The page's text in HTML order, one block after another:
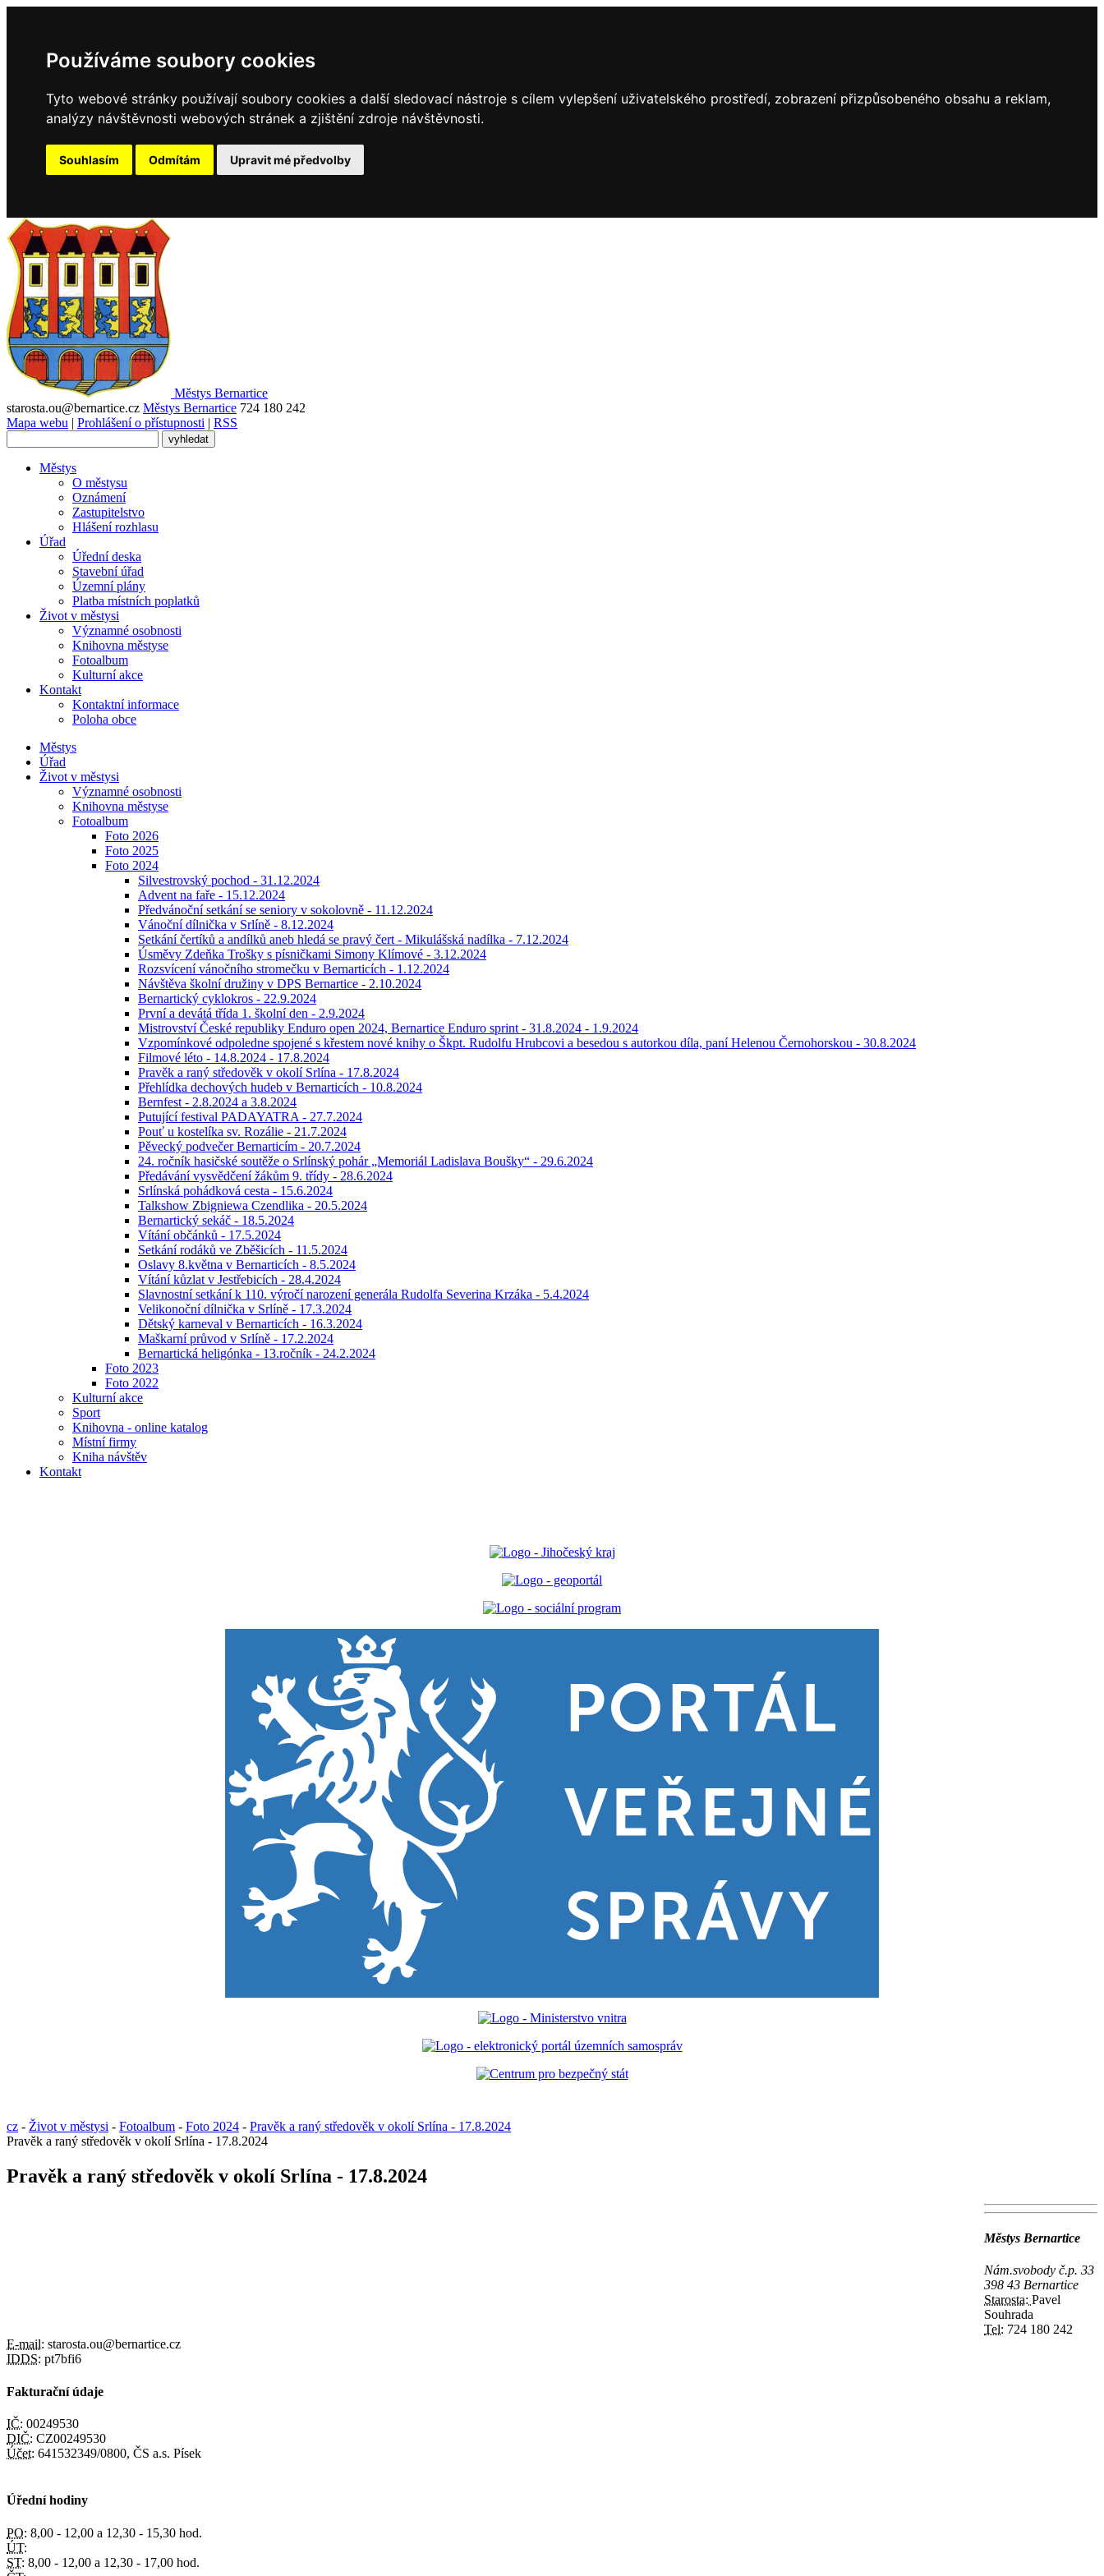
Používáme soubory cookies
Tyto webové stránky používají soubory cookies a další sledovací nástroje s cílem vylepšení uživatelského prostředí, zobrazení přizpůsobeného obsahu a reklam,
analýzy návštěvnosti webových stránek a zjištění zdroje návštěvnosti.
Souhlasím Odmítám Upravit mé předvolby
Městys Bernartice
starosta.ou@bernartice.cz Městys Bernartice 724 180 242
Mapa webu | Prohlášení o přístupnosti | RSS
Městys
O městysu
Oznámení
Zastupitelstvo
Hlášení rozhlasu
Úřad
Úřední deska
Stavební úřad
Územní plány
Platba místních poplatků
Život v městysi
Významné osobnosti
Knihovna městyse
Fotoalbum
Kulturní akce
Kontakt
Kontaktní informace
Poloha obce
Městys
Úřad
Život v městysi
Významné osobnosti
Knihovna městyse
Fotoalbum
Foto 2026
Foto 2025
Foto 2024
Silvestrovský pochod - 31.12.2024
Advent na faře - 15.12.2024
Předvánoční setkání se seniory v sokolovně - 11.12.2024
Vánoční dílnička v Srlíně - 8.12.2024
Setkání čertíků a andílků aneb hledá se pravý čert - Mikulášská nadílka - 7.12.2024
Úsměvy Zdeňka Trošky s písničkami Simony Klímové - 3.12.2024
Rozsvícení vánočního stromečku v Bernarticích - 1.12.2024
Návštěva školní družiny v DPS Bernartice - 2.10.2024
Bernartický cyklokros - 22.9.2024
První a devátá třída 1. školní den - 2.9.2024
Mistrovství České republiky Enduro open 2024, Bernartice Enduro sprint - 31.8.2024 - 1.9.2024
Vzpomínkové odpoledne spojené s křestem nové knihy o Škpt. Rudolfu Hrubcovi a besedou s autorkou díla, paní Helenou Černohorskou - 30.8.2024
Filmové léto - 14.8.2024 - 17.8.2024
Pravěk a raný středověk v okolí Srlína - 17.8.2024
Přehlídka dechových hudeb v Bernarticích - 10.8.2024
Bernfest - 2.8.2024 a 3.8.2024
Putující festival PADAYATRA - 27.7.2024
Pouť u kostelíka sv. Rozálie - 21.7.2024
Pěvecký podvečer Bernarticím - 20.7.2024
24. ročník hasičské soutěže o Srlínský pohár „Memoriál Ladislava Boušky“ - 29.6.2024
Předávání vysvědčení žákům 9. třídy - 28.6.2024
Srlínská pohádková cesta - 15.6.2024
Talkshow Zbigniewa Czendlika - 20.5.2024
Bernartický sekáč - 18.5.2024
Vítání občánků - 17.5.2024
Setkání rodáků ve Zběšicích - 11.5.2024
Oslavy 8.května v Bernarticích - 8.5.2024
Vítání kůzlat v Jestřebicích - 28.4.2024
Slavnostní setkání k 110. výročí narození generála Rudolfa Severina Krzáka - 5.4.2024
Velikonoční dílnička v Srlíně - 17.3.2024
Dětský karneval v Bernarticích - 16.3.2024
Maškarní průvod v Srlíně - 17.2.2024
Bernartická heligónka - 13.ročník - 24.2.2024
Foto 2023
Foto 2022
Kulturní akce
Sport
Knihovna - online katalog
Místní firmy
Kniha návštěv
Kontakt
cz - Život v městysi - Fotoalbum - Foto 2024 - Pravěk a raný středověk v okolí Srlína - 17.8.2024
Pravěk a raný středověk v okolí Srlína - 17.8.2024
Pravěk a raný středověk v okolí Srlína - 17.8.2024
Městys Bernartice
Nám.svobody č.p. 33
398 43 Bernartice
Starosta: Pavel
Souhrada
Tel: 724 180 242
E-mail: starosta.ou@bernartice.cz
IDDS: pt7bfi6
Fakturační údaje
IČ: 00249530
DIČ: CZ00249530
Účet: 641532349/0800, ČS a.s. Písek
Úřední hodiny
PO: 8,00 - 12,00 a 12,30 - 15,30 hod.
ÚT:
ST: 8,00 - 12,00 a 12,30 - 17,00 hod.